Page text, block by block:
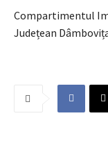
Compartimentul
Județean